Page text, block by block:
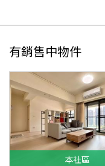
有銷售中物件
本社區